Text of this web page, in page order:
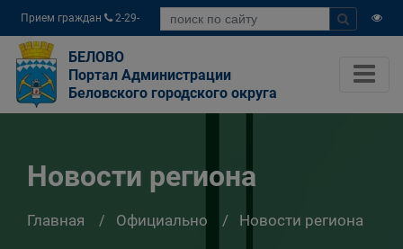
Прием граждан
2-29-
04
БЕЛОВО
Портал Администрации
Беловского городского округа
Новости региона
Главная Официально Новости региона